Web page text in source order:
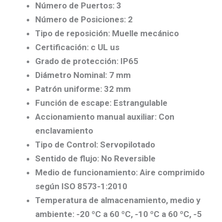
Número de Puertos: 3
Número de Posiciones: 2
Tipo de reposición: Muelle mecánico
Certificación: c UL us
Grado de protección: IP65
Diámetro Nominal: 7 mm
Patrón uniforme: 32 mm
Función de escape: Estrangulable
Accionamiento manual auxiliar: Con
enclavamiento
Tipo de Control: Servopilotado
Sentido de flujo: No Reversible
Medio de funcionamiento: Aire comprimido
según ISO 8573-1:2010
Temperatura de almacenamiento, medio y
ambiente: -20 ºC a 60 ºC, -10 ºC a 60 ºC, -5